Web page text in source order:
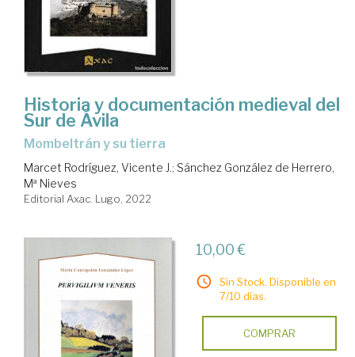
Historia y documentación medieval del
Sur de Ávila
Mombeltrán y su tierra
Marcet Rodríguez, Vicente J.; Sánchez González de Herrero,
Mª Nieves
Editorial Axac. Lugo, 2022
10,00 €
Sin Stock. Disponible en
7/10 días.
COMPRAR